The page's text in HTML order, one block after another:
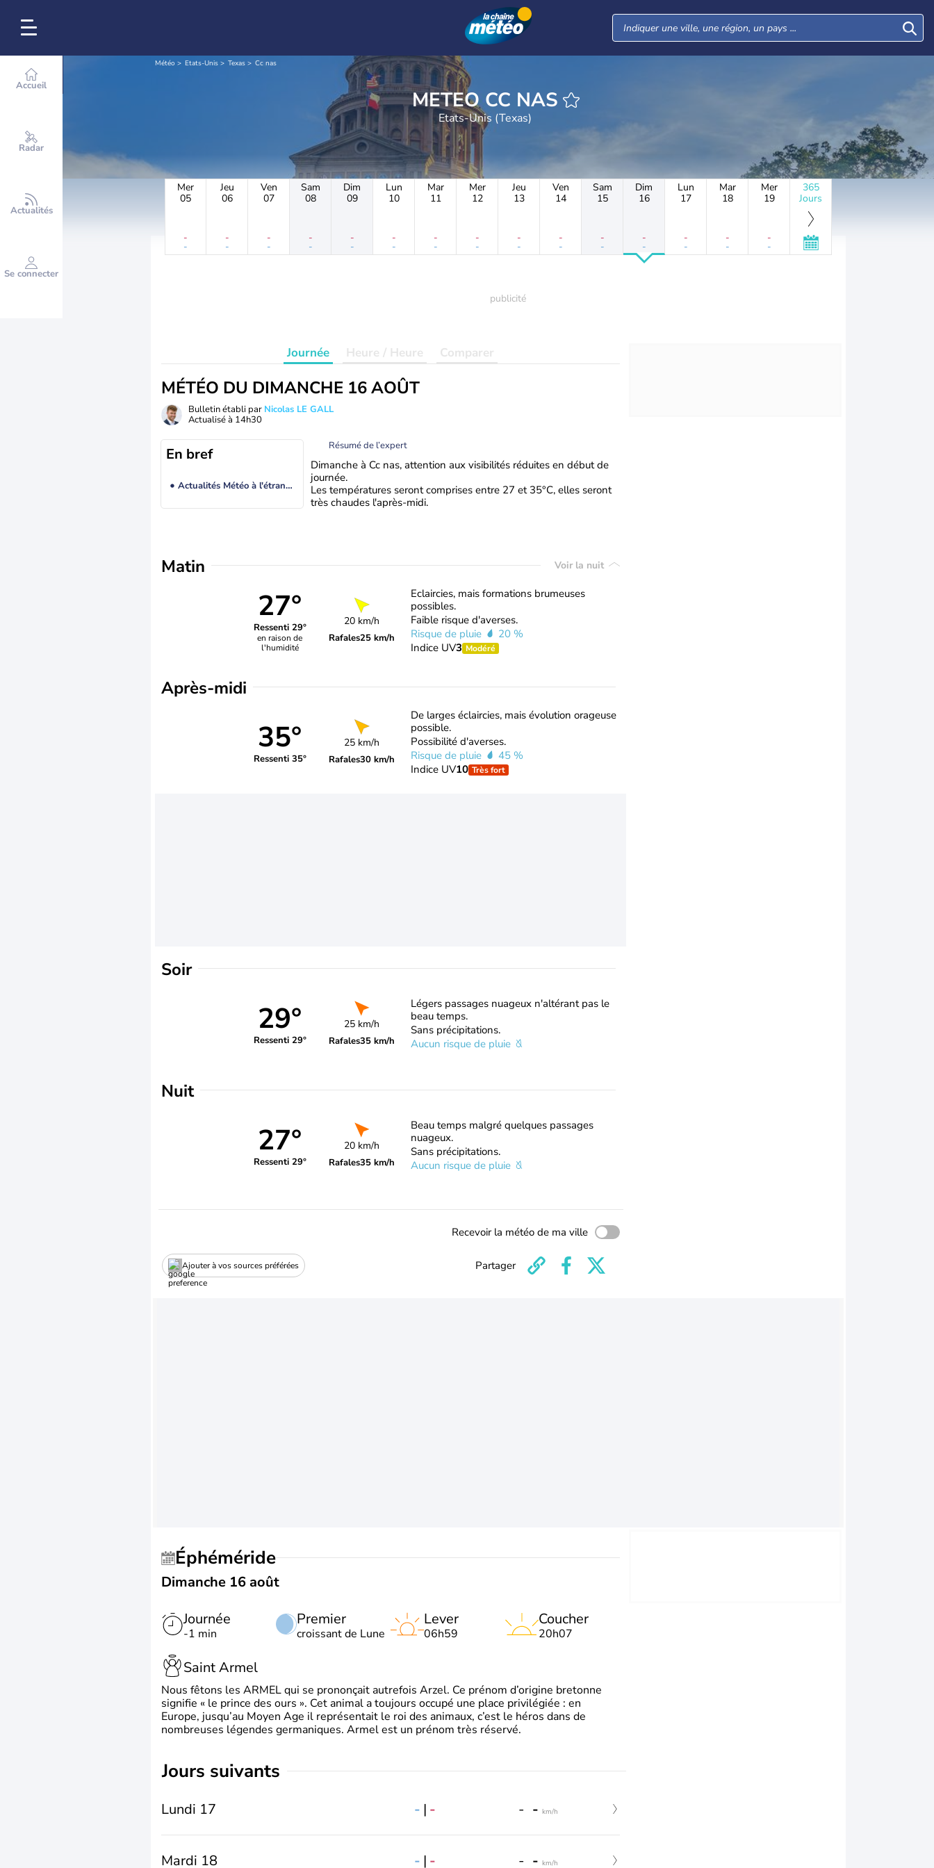
Accueil
Radar
Actualités
Se connecter
Météo Etats-Unis Texas Cc nas
METEO CC NAS
Etats-Unis (Texas)
Mer
05
-
-
Jeu
06
-
-
Ven
07
-
-
Sam
08
-
-
Dim
09
-
-
Lun
10
-
-
Mar
11
-
-
Mer
12
-
-
Jeu
13
-
-
Ven
14
-
-
Sam
15
-
-
Dim
16
-
-
Lun
17
-
-
Mar
18
-
-
Mer
19
-
-
365
Jours
Journée Heure / Heure Comparer
MÉTÉO DU DIMANCHE 16 AOÛT
Bulletin établi par Nicolas LE GALL
Actualisé à 14h30
En bref
Actualités Météo à l'étranger
Résumé de l’expert
Dimanche à Cc nas, attention aux visibilités réduites en début de
journée.
Les températures seront comprises entre 27 et 35°C, elles seront
très chaudes l'après-midi.
Matin Voir la nuit
27°
Ressenti 29°
en raison de
l'humidité
20 km/h
Rafales25 km/h
Eclaircies, mais formations brumeuses
possibles.
Faible risque d'averses.
Risque de pluie
20 %
Indice UV3 Modéré
Après-midi
35°
Ressenti 35°
25 km/h
Rafales30 km/h
De larges éclaircies, mais évolution orageuse
possible.
Possibilité d'averses.
Risque de pluie
45 %
Indice UV10 Très fort
Soir
29°
Ressenti 29°
25 km/h
Rafales35 km/h
Légers passages nuageux n'altérant pas le
beau temps.
Sans précipitations.
Aucun risque de pluie
Nuit
27°
Ressenti 29°
20 km/h
Rafales35 km/h
Beau temps malgré quelques passages
nuageux.
Sans précipitations.
Aucun risque de pluie
Recevoir la météo de ma ville
Ajouter à vos sources préférées Partager
Éphéméride
Dimanche 16 août
Journée
-1 min
Premier
croissant de Lune
Lever
06h59
Coucher
20h07
Saint Armel
Nous fêtons les ARMEL qui se prononçait autrefois Arzel. Ce prénom d’origine bretonne
signifie « le prince des ours ». Cet animal a toujours occupé une place privilégiée : en
Europe, jusqu’au Moyen Age il représentait le roi des animaux, c’est le héros dans de
nombreuses légendes germaniques. Armel est un prénom très réservé.
jours suivants
Lundi 17 - | - - - km/h
Mardi 18 - | - - - km/h